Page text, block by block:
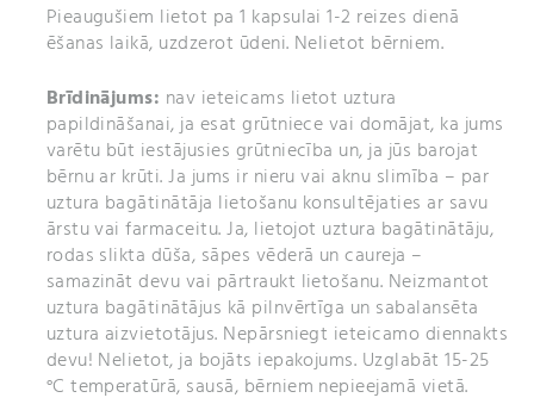
Pieaugušiem lietot pa 1 kapsulai 1-2 reizes dienā
ēšanas laikā, uzdzerot ūdeni. Nelietot bērniem.
Brīdinājums: nav ieteicams lietot uztura
papildināšanai, ja esat grūtniece vai domājat, ka jums
varētu būt iestājusies grūtniecība un, ja jūs barojat
bērnu ar krūti. Ja jums ir nieru vai aknu slimība – par
uztura bagātinātāja lietošanu konsultējaties ar savu
ārstu vai farmaceitu. Ja, lietojot uztura bagātinātāju,
rodas slikta dūša, sāpes vēderā un caureja –
samazināt devu vai pārtraukt lietošanu. Neizmantot
uztura bagātinātājus kā pilnvērtīga un sabalansēta
uztura aizvietotājus. Nepārsniegt ieteicamo diennakts
devu! Nelietot, ja bojāts iepakojums. Uzglabāt 15-25
°C temperatūrā, sausā, bērniem nepieejamā vietā.